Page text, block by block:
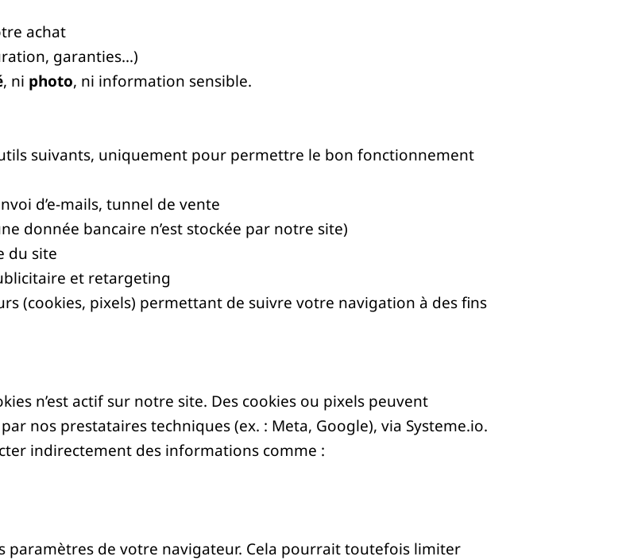
achat
garanties…)
, ni photo, ni information sensible.
suivants, uniquement pour permettre le bon fonctionnement
d’e-mails, tunnel de vente
donnée bancaire n’est stockée par notre site)
du site
et retargeting
(cookies, pixels) permettant de suivre votre navigation à des fins
n’est actif sur notre site. Des cookies ou pixels peuvent
nos prestataires techniques (ex. : Meta, Google), via Systeme.io.
indirectement des informations comme :
paramètres de votre navigateur. Cela pourrait toutefois limiter